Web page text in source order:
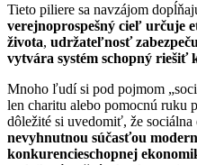
Tieto piliere sa navzájom
verejnoprospešný cieľ určuje
života, udržateľnosť
vytvára systém schopný riešiť
Mnoho ľudí si pod pojmom
len charitu alebo pomocnú ruku
dôležité si uvedomiť, že sociálna
nevyhnutnou súčasťou
konkurencieschopnej